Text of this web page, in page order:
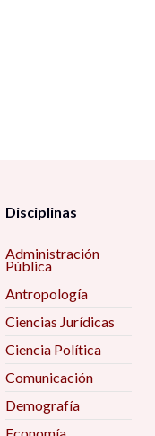
Disciplinas
Administración
Pública
Antropología
Ciencias Jurídicas
Ciencia Política
Comunicación
Demografía